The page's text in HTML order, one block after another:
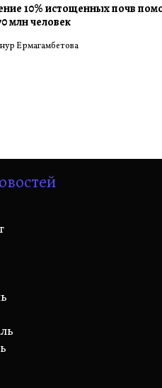
10% истощенных почв
млн человек
Ермагамбетова